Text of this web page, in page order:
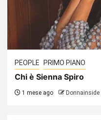
PEOPLE PRIMO PIANO
Chi è Sienna Spiro
1 mese ago Donnainside